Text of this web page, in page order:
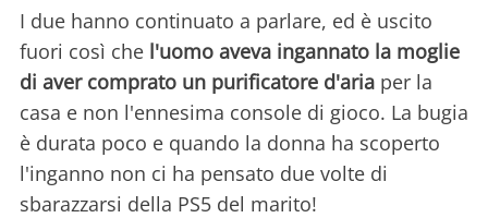
I due hanno continuato a parlare, ed è uscito
fuori così che l'uomo aveva ingannato la moglie
di aver comprato un purificatore d'aria per la
casa e non l'ennesima console di gioco. La bugia
è durata poco e quando la donna ha scoperto
l'inganno non ci ha pensato due volte di
sbarazzarsi della PS5 del marito!